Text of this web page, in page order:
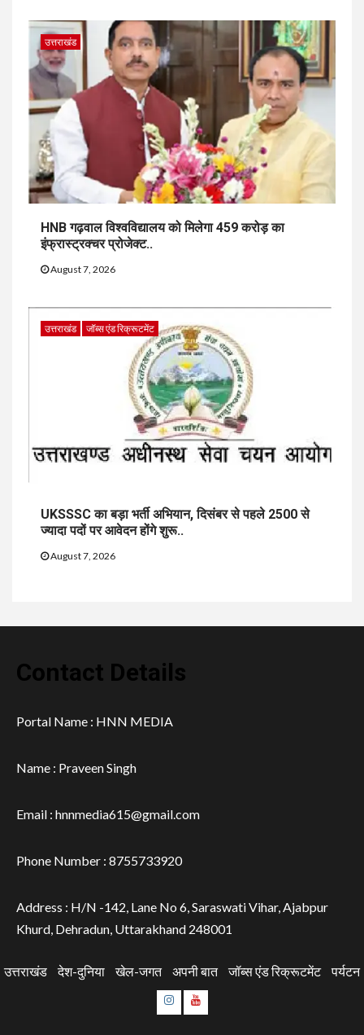
उत्तराखंड
HNB गढ़वाल विश्वविद्यालय को मिलेगा 459 करोड़ का
इंफ्रास्ट्रक्चर प्रोजेक्ट..
August 7, 2026
उत्तराखंड जॉब्स एंड रिक्रूटमेंट
UKSSSC का बड़ा भर्ती अभियान, दिसंबर से पहले 2500 से
ज्यादा पदों पर आवेदन होंगे शुरू..
August 7, 2026
Contact Details
Portal Name : HNN MEDIA
Name : Praveen Singh
Email : hnnmedia615@gmail.com
Phone Number : 8755733920
Address : H/N -142, Lane No 6, Saraswati Vihar, Ajabpur
Khurd, Dehradun, Uttarakhand 248001
उत्तराखंड देश-दुनिया खेल-जगत अपनी बात जॉब्स एंड रिक्रूटमेंट पर्यटन
Instagram
Youtube